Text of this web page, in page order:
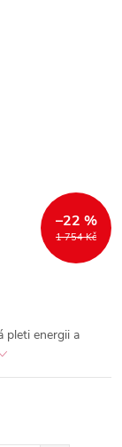
1 754 Kč
–22 %
pleti energii a